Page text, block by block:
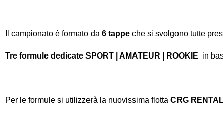
Il campionato è formato da 6 tappe che si svolgono tutte
Tre formule dedicate SPORT | AMATEUR | ROOKIE in
Per le formule si utilizzerà la nuovissima flotta CRG